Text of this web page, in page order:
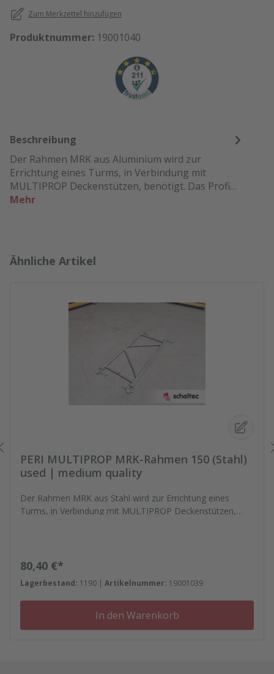
Zum Merkzettel hinzufügen
Produktnummer: 19001040
Beschreibung
Der Rahmen MRK aus Aluminium wird zur
Errichtung eines Turms, in Verbindung mit
MULTIPROP Deckenstützen, benötigt. Das Profi…
Mehr
Produktgalerie überspringen
Ähnliche Artikel
PERI MULTIPROP MRK-Rahmen 150 (Stahl)
used | medium quality
Der Rahmen MRK aus Stahl wird zur Errichtung eines
Turms, in Verbindung mit MULTIPROP Deckenstützen,
werden ohne, dass sich hierbei das Achsmaß der Stütze
verändert. Des Weiteren können die MULTIPROP Rahmen
als Bühnenträger und Seitenschutz zum Bau eines
Arbeitsgerüstes verwendet werden.
Regulärer Preis:
80,40 €*
Lagerbestand: 1190 | Artikelnummer: 19001039
In den Warenkorb